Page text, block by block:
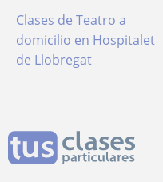
Clases de Teatro a
domicilio en Hospitalet
de Llobregat